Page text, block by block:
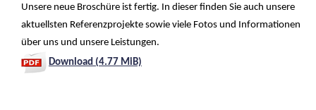
Unsere neue Broschüre ist fertig. In dieser finden Sie auch unsere
aktuellsten Referenzprojekte sowie viele Fotos und Informationen
über uns und unsere Leistungen.
Download (4.77 MiB)